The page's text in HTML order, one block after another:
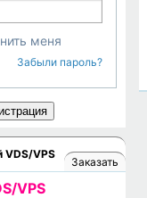
меня
Забыли пароль?
VDS/VPS
Заказать
VPS